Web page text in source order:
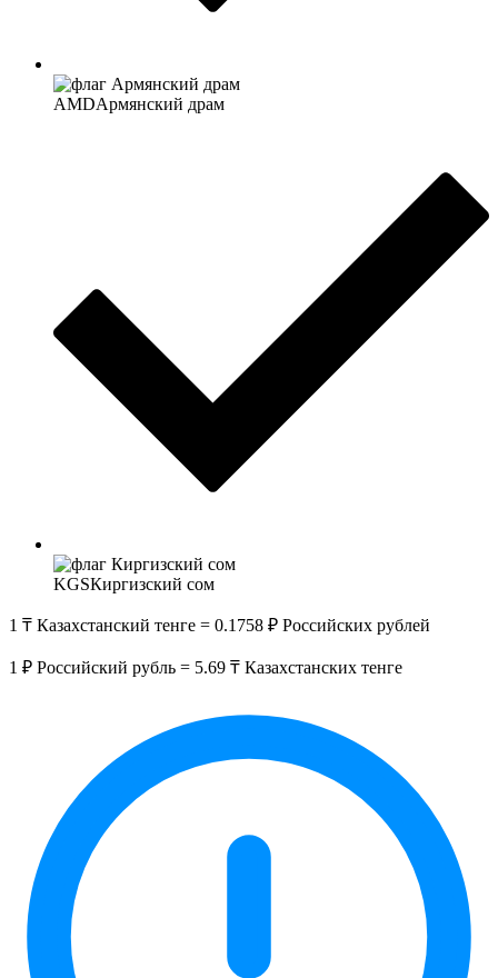
AMDАрмянский драм
KGSКиргизский сом
1 ₸ Казахстанский тенге = 0.1758 ₽ Российских рублей
1 ₽ Российский рубль = 5.69 ₸ Казахстанских тенге